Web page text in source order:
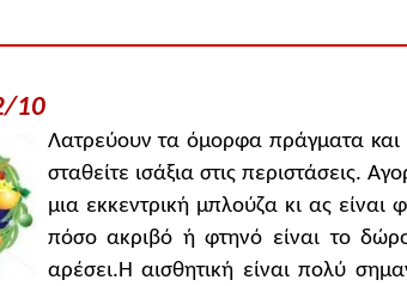
10
Λατρεύουν τα όμορφα πράγματα και
σταθείτε ισάξια στις περιστάσεις.
μια εκκεντρική μπλούζα κι ας
πόσο ακριβό ή φτηνό είναι το
αρέσει.Η αισθητική είναι πολύ